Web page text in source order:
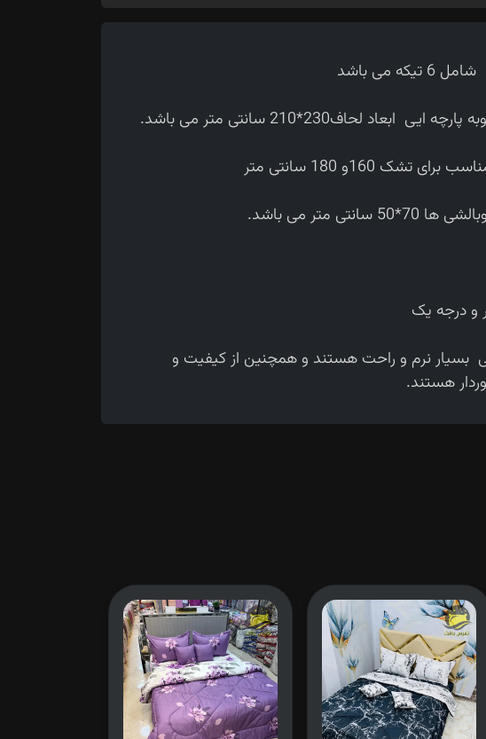
می باشد
لحاف230*210 سانتی متر می باشد.
160و 180 سانتی متر
و درجه یک
بسیار نرم و راحت هستند و همچنین از کیفیت و
هستند.